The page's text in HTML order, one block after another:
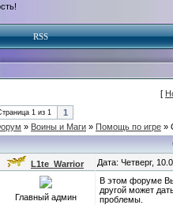
RSS
[
1 из 1
1
» Воины и Маги » Помощь по игре »
L1te_Warrior Дата: Четверг,
Главный админ
В этом форуме
другой может
проблемы.